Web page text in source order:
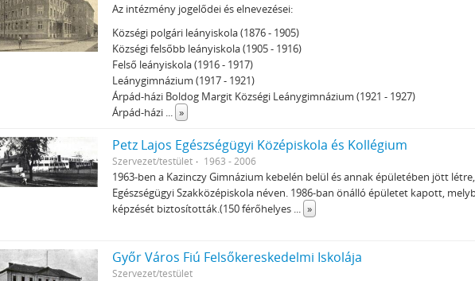
Az intézmény jogelődei és elnevezései:
Községi polgári leányiskola (1876 - 1905)
Községi felsőbb leányiskola (1905 - 1916)
Felső leányiskola (1916 - 1917)
Leánygimnázium (1917 - 1921)
Árpád-házi Boldog Margit Községi Leánygimnázium (1921 - 1927)
Árpád-házi ... »
Petz Lajos Egészségügyi Középiskola és Kollégium
Szervezet/testület 1963 - 2006
1963-ben a Kazinczy Gimnázium kebelén belül és annak épületében jött
Egészségügyi Szakközépiskola néven. 1986-ban önálló épületet kapott,
képzését biztosították.(150 férőhelyes ... »
Győr Város Fiú Felsőkereskedelmi Iskolája
Szervezet/testület